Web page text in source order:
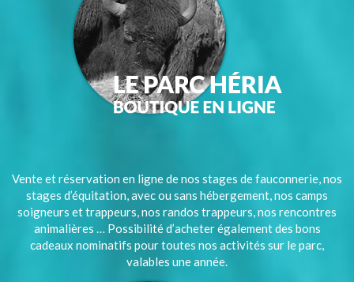
Vente et réservation en ligne de nos stages de fauconnerie, nos
stages d’équitation, avec ou sans hébergement, nos camps
soigneurs et trappeurs, nos randos trappeurs, nos rencontres
animalières … Possibilité d’acheter également des bons
cadeaux nominatifs pour toutes nos activités sur le parc,
valables une année.